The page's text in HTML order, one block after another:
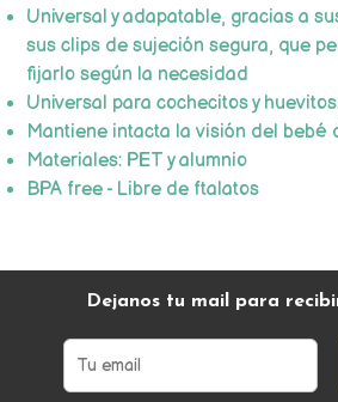
Universal y adapatable, gracias a
sus clips de sujeción segura, que
fijarlo según la necesidad
Universal para cochecitos y
Mantiene intacta la visión del bebé
Materiales: PET y alumnio
BPA free - Libre de ftalatos
Dejanos tu mail para